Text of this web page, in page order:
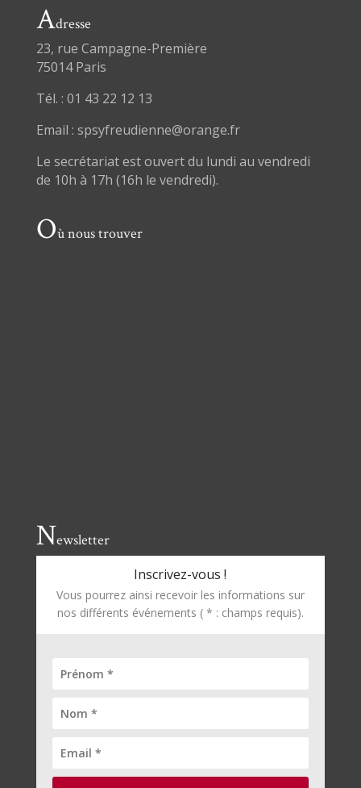
Adresse
23, rue Campagne-Première
75014 Paris
Tél. : 01 43 22 12 13
Email : spsyfreudienne@orange.fr
Le secrétariat est ouvert du lundi au vendredi
de 10h à 17h (16h le vendredi).
Où nous trouver
Newsletter
Inscrivez-vous !
Vous pourrez ainsi recevoir les informations sur
nos différents événements ( * : champs requis).